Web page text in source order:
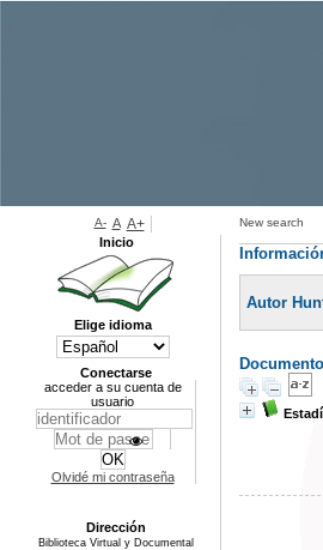
New search
Autor
A- A A+
Inicio
Elige idioma
Conectarse
acceder a su cuenta de
usuario
Olvidé mi contraseña
Dirección
Biblioteca Virtual y Documental